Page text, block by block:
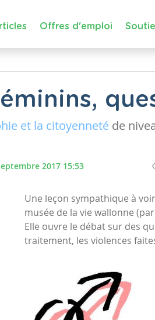
Offres d'emploi
et la citoyenneté de
2017 15:53
Une leçon sympathique à
musée de la vie wallonne
Elle ouvre le débat sur des
traitement, les violences